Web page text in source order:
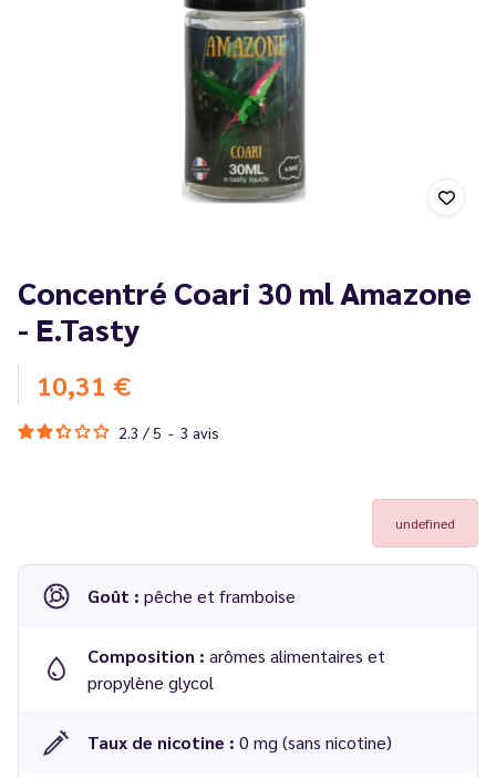
Concentré Coari 30 ml Amazone
- E.Tasty
10,31 €
2.3 / 5 - 3 avis
undefined
Goût : pêche et framboise
Composition : arômes alimentaires et
propylène glycol
Taux de nicotine : 0 mg (sans nicotine)